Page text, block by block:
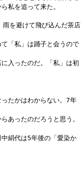
私を追って来た。
雨を避けて飛び込んだ茶店
「私」は踊子と会うので
入ったのだ。「私」は初
ったかはわからない。7年
あったのだろうと思う。
絹代は5年後の「愛染か